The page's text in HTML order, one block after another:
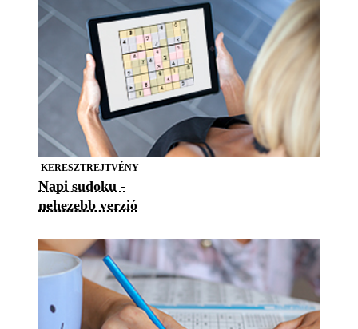
KERESZTREJTVÉNY
Napi sudoku -
nehezebb verzió